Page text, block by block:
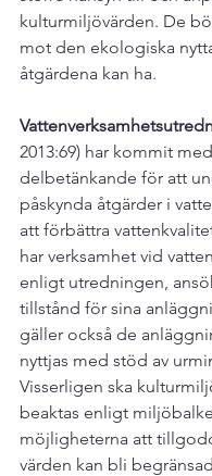
kulturmiljövärden. De
mot den ekologiska
åtgärdena kan ha.
2013:69) har kommit
delbetänkande för att
påskynda åtgärder i
att förbättra
har verksamhet vid
enligt utredningen,
tillstånd för sina
gäller också de
nyttjas med stöd av
Visserligen ska
beaktas enligt
möjligheterna att
värden kan bli